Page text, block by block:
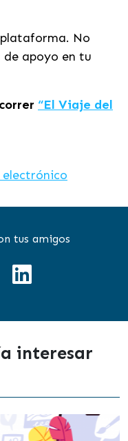
No
apoyo en tu
“El Viaje del
electrónico
tus amigos
interesar